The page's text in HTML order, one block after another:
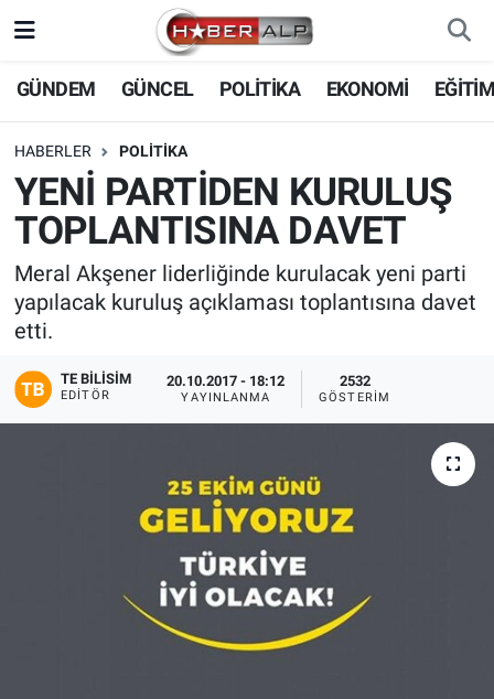
GÜNDEM GÜNCEL POLİTİKA EKONOMİ
HABERLER POLİTİKA
YENİ PARTİDEN KURULUŞ
TOPLANTISINA DAVET
Meral Akşener liderliğinde kurulacak yeni parti
yapılacak kuruluş açıklaması toplantısına davet
etti.
TE BILISIM
EDITÖR
20.10.2017 - 18:12
YAYINLANMA
2532
GÖSTERIM
Nöbetçi Eczaneler
Hava Durumu
Trafik Durumu
Tüm Manşetler
Son Dakika Haberleri
Haber Arşivi